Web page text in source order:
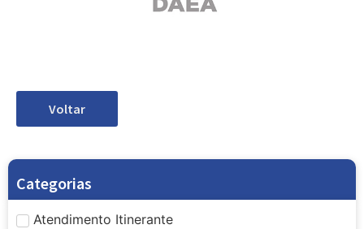
Voltar
Categorias
Atendimento Itinerante